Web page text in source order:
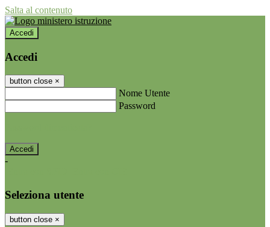
Salta al contenuto
Accedi
Accedi
button close ×
Nome Utente
Password
-
Seleziona utente
button close ×